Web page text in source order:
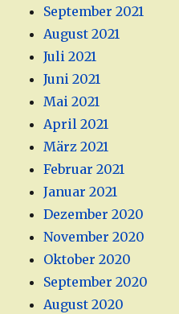
September 2021
August 2021
Juli 2021
Juni 2021
Mai 2021
April 2021
März 2021
Februar 2021
Januar 2021
Dezember 2020
November 2020
Oktober 2020
September 2020
August 2020